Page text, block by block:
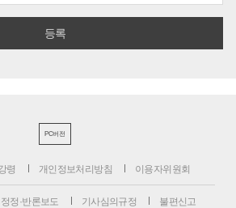
PC버전
령 개인정보처리방침 이용자위원회
정정·반론보도 기사심의규정 불편신고